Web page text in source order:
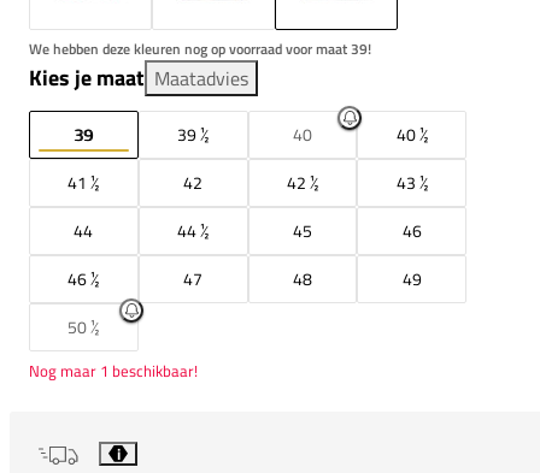
We hebben deze kleuren nog op voorraad voor maat 39!
Kies je maat Maatadvies
39 39 ½ 40
40 ½
41 ½
42 42 ½
43 ½
44
44 ½ 45
46
46 ½
47 48
49
50 ½
Nog maar 1 beschikbaar!
i